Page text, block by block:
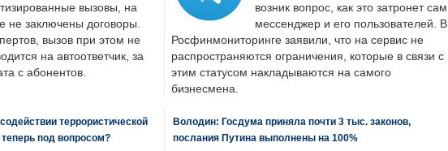
вызовы, на
не заключены договоры.
вызов при этом не
на автоответчик, за
с абонентов.
возник вопрос, как это затронет сам
мессенджер и его пользователей. В
Росфинмониторинге заявили, что на сервис не
распространяются ограничения, которые в связи с
этим статусом накладываются на самого
бизнесмена.
террористической
под вопросом?
Володин: Госдума приняла почти 3 тыс. законов,
послания Путина выполнены на 100%